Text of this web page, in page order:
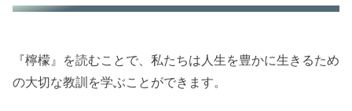
『檸檬』を読むことで、私たちは人生を豊かに生きるため
の大切な教訓を学ぶことができます。